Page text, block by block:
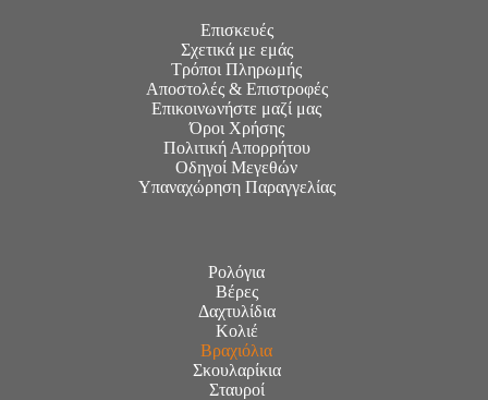
Επισκευές
Σχετικά με εμάς
Τρόποι Πληρωμής
Αποστολές & Επιστροφές
Επικοινωνήστε μαζί μας
Όροι Χρήσης
Πολιτική Απορρήτου
Οδηγοί Μεγεθών
Υπαναχώρηση Παραγγελίας
Ρολόγια
Βέρες
Δαχτυλίδια
Κολιέ
Βραχιόλια
Σκουλαρίκια
Σταυροί